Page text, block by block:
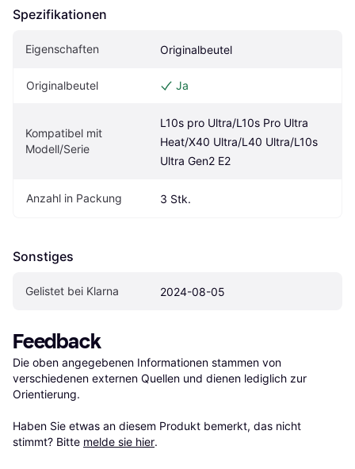
Spezifikationen
Eigenschaften Originalbeutel
Originalbeutel Ja
Kompatibel mit
Modell/Serie
L10s pro Ultra/L10s Pro Ultra
Heat/X40 Ultra/L40 Ultra/L10s
Ultra Gen2 E2
Anzahl in Packung 3 Stk.
Sonstiges
Gelistet bei Klarna 2024-08-05
Feedback
Die oben angegebenen Informationen stammen von
verschiedenen externen Quellen und dienen lediglich zur
Orientierung.
Haben Sie etwas an diesem Produkt bemerkt, das nicht
stimmt? Bitte melde sie hier.